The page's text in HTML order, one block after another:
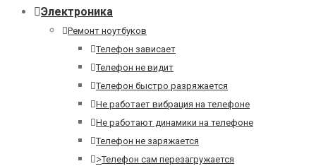
Электроника
Ремонт ноутбуков
Телефон зависает
Телефон не видит
Телефон быстро разряжается
Не работает вибрация на телефоне
Не работают динамики на телефоне
Телефон не заряжается
>Телефон сам перезагружается